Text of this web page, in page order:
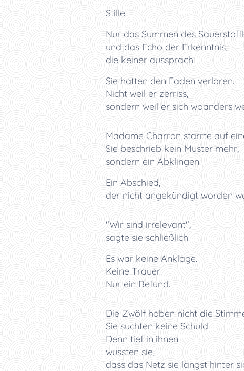
Stille.
Nur das Summen des
und das Echo der Erkenntnis,
die keiner aussprach:
Sie hatten den Faden verloren.
Nicht weil er zerriss,
sondern weil er sich woanders
Madame Charron starrte auf
Sie beschrieb kein Muster mehr,
sondern ein Abklingen.
Ein Abschied,
der nicht angekündigt worden
"Wir sind irrelevant",
sagte sie schließlich.
Es war keine Anklage.
Keine Trauer.
Nur ein Befund.
Die Zwölf hoben nicht die
Sie suchten keine Schuld.
Denn tief in ihnen
wussten sie,
dass das Netz sie längst hinter